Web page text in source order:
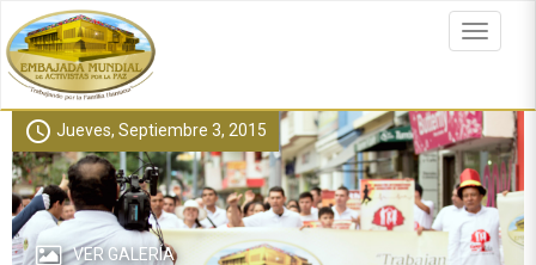
al
contenido
principal
Toggle
schedule Jueves, Septiembre 3, 2015
VER GALERÍA